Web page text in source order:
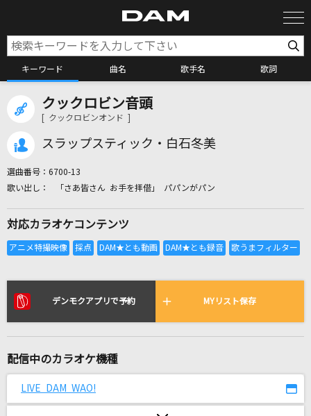
キーワード 曲名 歌手名 歌詞
カラオケ検索
全国りれき
Whiteberry
コブクロ
クックロビン音頭
[ クックロビンオンド ]
スラップスティック・白石冬美
選曲番号： 6700-13
「さあ皆さん お手を拝借」 パパンがパン
対応カラオケコンテンツ
デンモクアプリで予約 MYリスト保存
配信中のカラオケ機種
LIVE DAM WAO!